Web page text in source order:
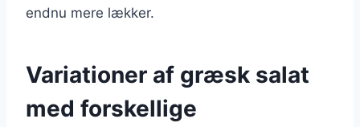
endnu mere lækker.
Variationer af græsk salat
med forskellige